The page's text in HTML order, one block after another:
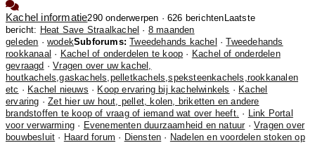
Kachel informatie290 onderwerpen · 626 berichten Laatste
bericht: Heat Save Straalkachel · 8 maanden
geleden ·wodekSubforums: Tweedehands kachel ·Tweedehands
rookkanaal · Kachel of onderdelen te koop · Kachel of onderdelen
gevraagd ·Vragen over uw kachel,
houtkachels,gaskachels,pelletkachels,speksteenkachels,rookkanalen
etc · Kachel nieuws · Koop ervaring bij kachelwinkels · Kachel
ervaring ·Zet hier uw hout, pellet, kolen, briketten en andere
brandstoffen te koop of vraag of iemand wat over heeft.
·
Link Portal
voor verwarming · Evenementen duurzaamheid en natuur·Vragen over
bouwbesluit · Haard forum · Diensten · Nadelen en voordelen stoken op